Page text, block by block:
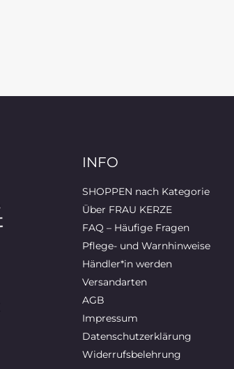
INFO
SHOPPEN nach Kategorie
Über FRAU KERZE
FAQ – Häufige Fragen
Pflege- und Warnhinweise
Händler*in werden
Versandarten
AGB
Impressum
Datenschutzerklärung
Widerrufsbelehrung